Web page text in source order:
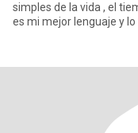
simples de la vida , el